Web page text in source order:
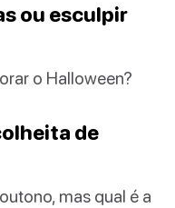
ou esculpir
o Halloween?
de
mas qual é a